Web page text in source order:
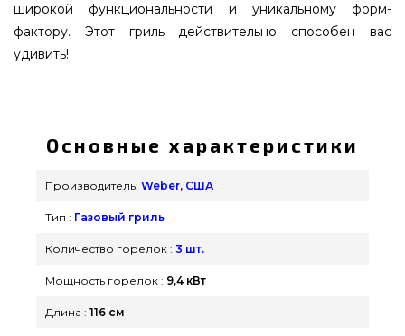
широкой функциональности и уникальному форм-
фактору. Этот гриль действительно способен вас
удивить!
по нормальной цене всего 61 399 грн. в каталоге
грилей и аксессуаров grillpoint.com.ua Лучшие
предложения на Газовые грили в каталоге
сотрудникам по телефонному номеру (098) 333-
26-55 и мы поможем найти клиентам городов:
Основные характеристики
Производитель: Weber, США
Тип : Газовый гриль
Количество горелок : 3 шт.
Мощность горелок : 9,4 кВт
Длина : 116 см